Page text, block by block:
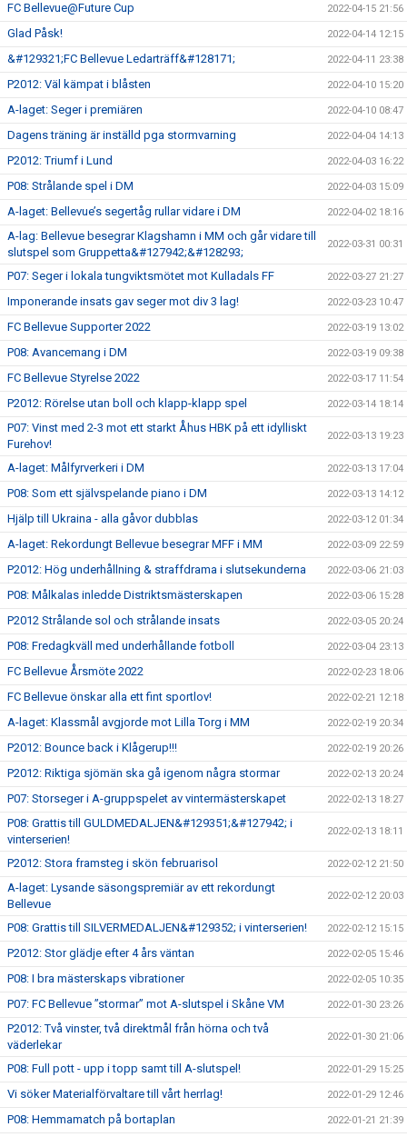
FC Bellevue@Future Cup 2022-04-15 21:56
Glad Påsk! 2022-04-14 12:15
&#129321;FC Bellevue Ledarträff&#128171; 2022-04-11 23:38
P2012: Väl kämpat i blåsten 2022-04-10 15:20
A-laget: Seger i premiären 2022-04-10 08:47
Dagens träning är inställd pga stormvarning 2022-04-04 14:13
P2012: Triumf i Lund 2022-04-03 16:22
P08: Strålande spel i DM 2022-04-03 15:09
A-laget: Bellevue’s segertåg rullar vidare i DM 2022-04-02 18:16
A-lag: Bellevue besegrar Klagshamn i MM och går vidare till
slutspel som Gruppetta&#127942;&#128293;
2022-03-31 00:31
P07: Seger i lokala tungviktsmötet mot Kulladals FF 2022-03-27 21:27
Imponerande insats gav seger mot div 3 lag! 2022-03-23 10:47
FC Bellevue Supporter 2022 2022-03-19 13:02
P08: Avancemang i DM 2022-03-19 09:38
FC Bellevue Styrelse 2022 2022-03-17 11:54
P2012: Rörelse utan boll och klapp-klapp spel 2022-03-14 18:14
P07: Vinst med 2-3 mot ett starkt Åhus HBK på ett idylliskt
Furehov!
2022-03-13 19:23
A-laget: Målfyrverkeri i DM 2022-03-13 17:04
P08: Som ett självspelande piano i DM 2022-03-13 14:12
Hjälp till Ukraina - alla gåvor dubblas 2022-03-12 01:34
A-laget: Rekordungt Bellevue besegrar MFF i MM 2022-03-09 22:59
P2012: Hög underhållning & straffdrama i slutsekunderna 2022-03-06 21:03
P08: Målkalas inledde Distriktsmästerskapen 2022-03-06 15:28
P2012 Strålande sol och strålande insats 2022-03-05 20:24
P08: Fredagkväll med underhållande fotboll 2022-03-04 23:13
FC Bellevue Årsmöte 2022 2022-02-23 18:06
FC Bellevue önskar alla ett fint sportlov! 2022-02-21 12:18
A-laget: Klassmål avgjorde mot Lilla Torg i MM 2022-02-19 20:34
P2012: Bounce back i Klågerup!!! 2022-02-19 20:26
P2012: Riktiga sjömän ska gå igenom några stormar 2022-02-13 20:24
P07: Storseger i A-gruppspelet av vintermästerskapet 2022-02-13 18:27
P08: Grattis till GULDMEDALJEN&#129351;&#127942; i
vinterserien!
2022-02-13 18:11
P2012: Stora framsteg i skön februarisol 2022-02-12 21:50
A-laget: Lysande säsongspremiär av ett rekordungt
Bellevue
2022-02-12 20:03
P08: Grattis till SILVERMEDALJEN&#129352; i vinterserien! 2022-02-12 15:15
P2012: Stor glädje efter 4 års väntan 2022-02-05 15:46
P08: I bra mästerskaps vibrationer 2022-02-05 10:35
P07: FC Bellevue ”stormar” mot A-slutspel i Skåne VM 2022-01-30 23:26
P2012: Två vinster, två direktmål från hörna och två
väderlekar
2022-01-30 21:06
P08: Full pott - upp i topp samt till A-slutspel! 2022-01-29 15:25
Vi söker Materialförvaltare till vårt herrlag! 2022-01-29 12:46
P08: Hemmamatch på bortaplan 2022-01-21 21:39